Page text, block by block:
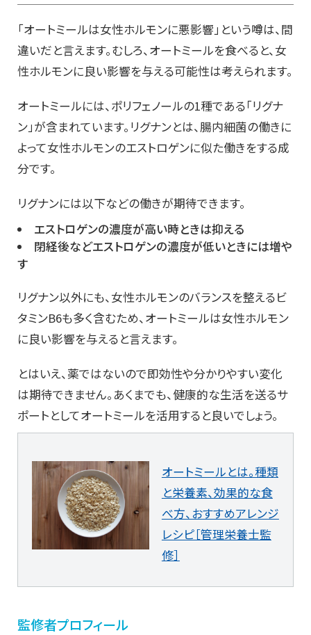
「オートミールは女性ホルモンに悪影響」という噂は、間
違いだと言えます。むしろ、オートミールを食べると、女
性ホルモンに良い影響を与える可能性は考えられます。
オートミールには、ポリフェノールの1種である「リグナ
ン」が含まれています。リグナンとは、腸内細菌の働きに
よって女性ホルモンのエストロゲンに似た働きをする成
分です。
リグナンには以下などの働きが期待できます。
エストロゲンの濃度が高い時ときは抑える
閉経後などエストロゲンの濃度が低いときには増や
す
リグナン以外にも、女性ホルモンのバランスを整えるビ
タミンB6も多く含むため、オートミールは女性ホルモン
に良い影響を与えると言えます。
とはいえ、薬ではないので即効性や分かりやすい変化
は期待できません。あくまでも、健康的な生活を送るサ
ポートとしてオートミールを活用すると良いでしょう。
オートミールとは。種類
と栄養素、効果的な食
べ方、おすすめアレンジ
レシピ［管理栄養士監
修］
監修者プロフィール